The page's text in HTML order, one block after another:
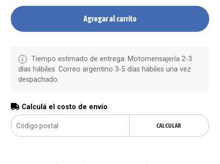
Agregar al carrito
Tiempo estimado de entrega: Motomensajería 2-3
días hábiles. Correo argentino 3-5 días hábiles una vez
despachado.
Calculá el costo de envío
CALCULAR